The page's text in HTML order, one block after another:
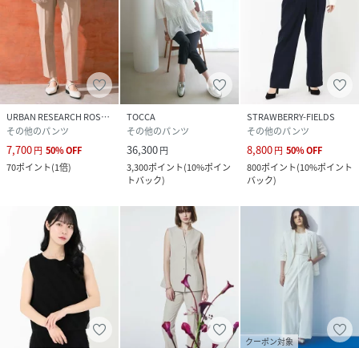
URBAN RESEARCH ROSSO
その他のパンツ
7,700円 50%OFF
70ポイント(1倍)
TOCCA
その他のパンツ
36,300円
3,300ポイント(10%ポイン
トバック)
STRAWBERRY-FIELDS
その他のパンツ
8,800円 50%OFF
800ポイント(10%ポイント
バック)
クーポン対象